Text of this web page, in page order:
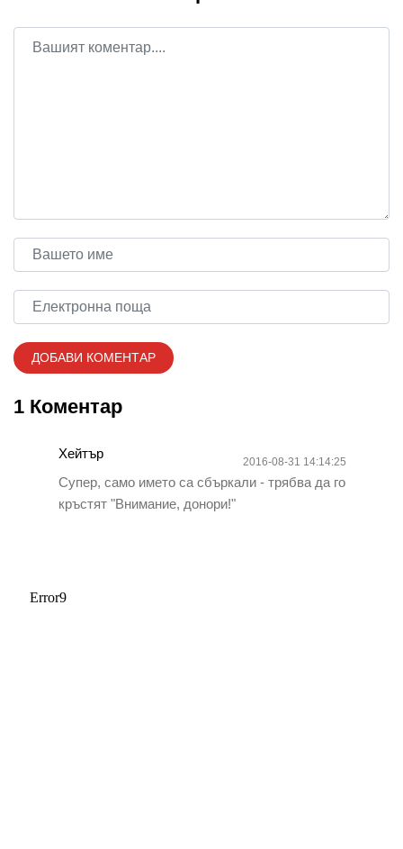
1 Коментар
Хейтър
2016-08-31 14:14:25
Супер, само името са сбъркали - трябва да го
кръстят "Внимание, донори!"